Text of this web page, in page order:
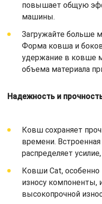
повышает общую
машины.
Загружайте больше
Форма ковша и
удержание в ковше
объема материала
Надежность и
Ковш сохраняет
времени.
распределяет
Ковши Cat,
износу компоненты,
высокопрочной